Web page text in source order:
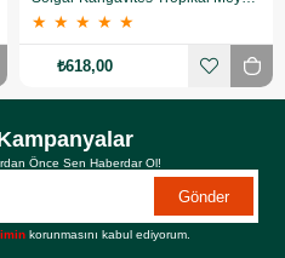
★ ★ ★ ★ ★
₺618,00
Önce Sen Haberdar Ol!
Gönder
korunmasını kabul ediyorum.